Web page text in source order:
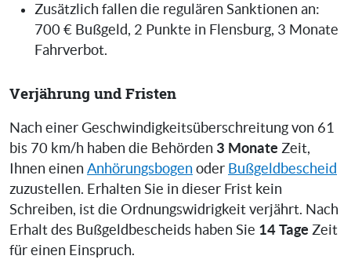
Zusätzlich fallen die regulären Sanktionen an:
700 € Bußgeld, 2 Punkte in Flensburg, 3 Monate
Fahrverbot.
Verjährung und Fristen
Nach einer Geschwindigkeitsüberschreitung von 61
bis 70 km/h haben die Behörden 3 Monate Zeit,
Ihnen einen Anhörungsbogen oder Bußgeldbescheid
zuzustellen. Erhalten Sie in dieser Frist kein
Schreiben, ist die Ordnungswidrigkeit verjährt. Nach
Erhalt des Bußgeldbescheids haben Sie 14 Tage Zeit
für einen Einspruch.